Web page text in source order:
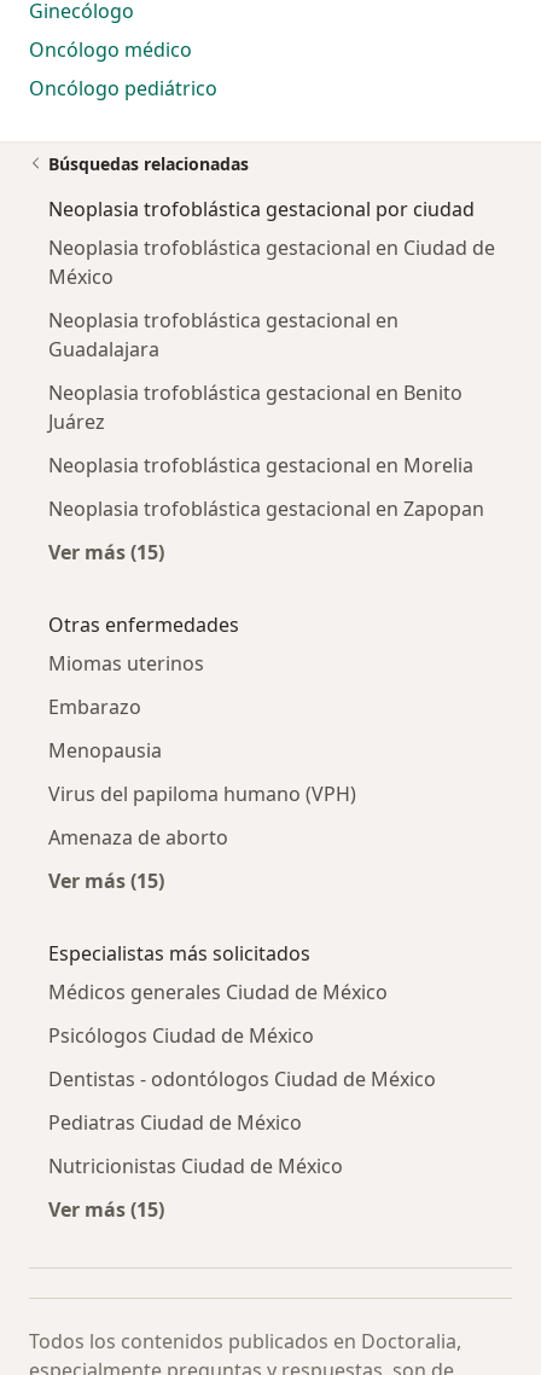
Ginecólogo
Oncólogo médico
Oncólogo pediátrico
Búsquedas relacionadas
Neoplasia trofoblástica gestacional por ciudad
Neoplasia trofoblástica gestacional en Ciudad de
México
Neoplasia trofoblástica gestacional en
Guadalajara
Neoplasia trofoblástica gestacional en Benito
Juárez
Neoplasia trofoblástica gestacional en Morelia
Neoplasia trofoblástica gestacional en Zapopan
Ver más (15)
Otras enfermedades
Miomas uterinos
Embarazo
Menopausia
Virus del papiloma humano (VPH)
Amenaza de aborto
Ver más (15)
Especialistas más solicitados
Médicos generales Ciudad de México
Psicólogos Ciudad de México
Dentistas - odontólogos Ciudad de México
Pediatras Ciudad de México
Nutricionistas Ciudad de México
Ver más (15)
Todos los contenidos publicados en Doctoralia,